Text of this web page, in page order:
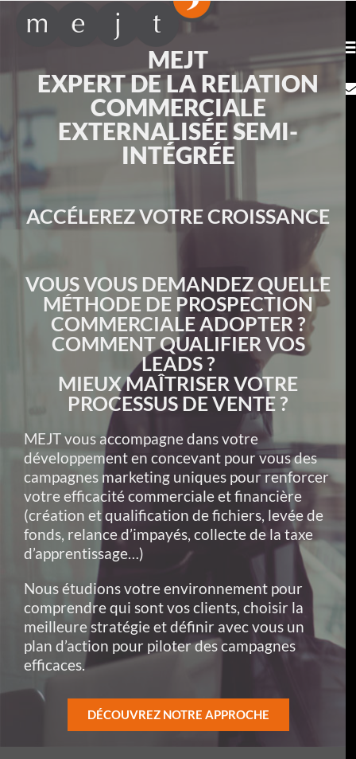
MEJT
EXPERT DE LA RELATION
COMMERCIALE
EXTERNALISÉE SEMI-
INTÉGRÉE
ACCÉLEREZ VOTRE CROISSANCE
VOUS VOUS DEMANDEZ QUELLE
MÉTHODE DE PROSPECTION
COMMERCIALE ADOPTER ?
COMMENT QUALIFIER VOS
LEADS ?
MIEUX MAÎTRISER VOTRE
PROCESSUS DE VENTE ?
MEJT vous accompagne dans votre
développement en concevant pour vous des
campagnes marketing uniques pour renforcer
votre efficacité commerciale et financière
(création et qualification de fichiers, levée de
fonds, relance d’impayés, collecte de la taxe
d’apprentissage…)
Nous étudions votre environnement pour
comprendre qui sont vos clients, choisir la
meilleure stratégie et définir avec vous un
plan d’action pour piloter des campagnes
efficaces.
DÉCOUVREZ NOTRE APPROCHE